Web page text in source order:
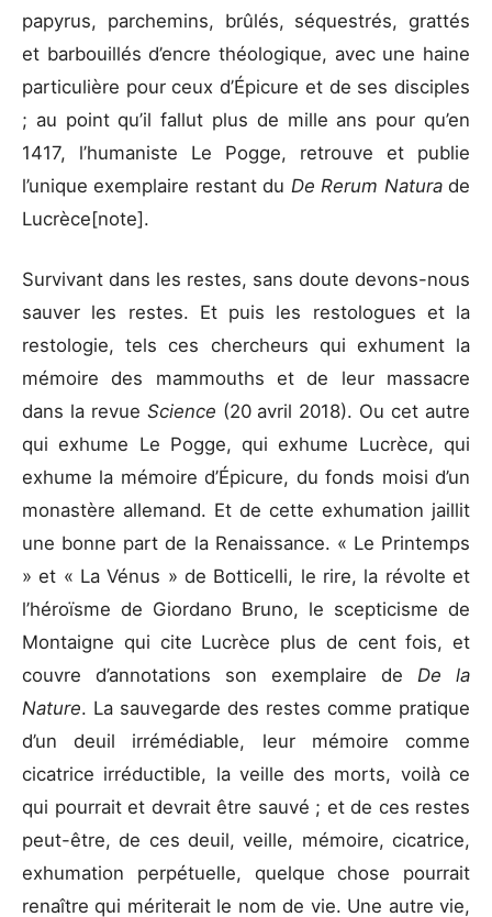
papyrus, parchemins, brûlés, séquestrés, grattés
et barbouillés d’encre théologique, avec une haine
particulière pour ceux d’Épicure et de ses disciples
; au point qu’il fallut plus de mille ans pour qu’en
1417, l’humaniste Le Pogge, retrouve et publie
l’unique exemplaire restant du De Rerum Naturade
Lucrèce[note].
Survivant dans les restes, sans doute devons-nous
sauver les restes. Et puis les restologues et la
restologie, tels ces chercheurs qui exhument la
mémoire des mammouths et de leur massacre
dans la revue Science (20 avril 2018). Ou cet autre
qui exhume Le Pogge, qui exhume Lucrèce, qui
exhume la mémoire d’Épicure, du fonds moisi d’un
monastère allemand. Et de cette exhumation jaillit
une bonne part de la Renaissance. « Le Printemps
» et « La Vénus » de Botticelli, le rire, la révolte et
l’héroïsme de Giordano Bruno, le scepticisme de
Montaigne qui cite Lucrèce plus de cent fois, et
couvre d’annotations son exemplaire de De la
Nature. La sauvegarde des restes comme pratique
d’un deuil irrémédiable, leur mémoire comme
cicatrice irréductible, la veille des morts, voilà ce
qui pourrait et devrait être sauvé ; et de ces restes
peut-être, de ces deuil, veille, mémoire, cicatrice,
exhumation perpétuelle, quelque chose pourrait
renaître qui mériterait le nom de vie. Une autre vie,